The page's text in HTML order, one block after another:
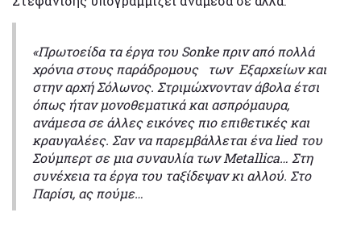
«Πρωτοείδα τα έργα του Sonke πριν από πολλά
χρόνια στους παράδρομους των Εξαρχείων και
στην αρχή Σόλωνος. Στριμώχνονταν άβολα έτσι
όπως ήταν μονοθεματικά και ασπρόμαυρα,
ανάμεσα σε άλλες εικόνες πιο επιθετικές και
κραυγαλέες. Σαν να παρεμβάλλεται ένα lied του
Σούμπερτ σε μια συναυλία των Metallica… Στη
συνέχεια τα έργα του ταξίδεψαν κι αλλού. Στο
Παρίσι, ας πούμε…